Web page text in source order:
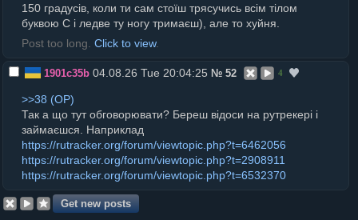
150 градусів, коли ти сам стоїш трясучись всім тілом
буквою С і ледве ту ногу тримаєш), але то хуйня.
Post too long. Click to view.
1901c35b 04.08.26 Tue 20:04:25 № 52 4
>>38
Так а що тут обговорювати? Береш відоси на рутрекері і
займаєшся. Наприклад
https://rutracker.org/forum/viewtopic.php?t=6462056
https://rutracker.org/forum/viewtopic.php?t=2908911
https://rutracker.org/forum/viewtopic.php?t=6532370